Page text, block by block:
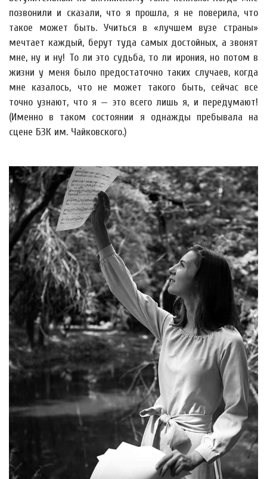
позвонили и сказали, что я прошла, я не поверила, что
такое может быть. Учиться в «лучшем вузе страны»
мечтает каждый, берут туда самых достойных, а звонят
мне, ну и ну! То ли это судьба, то ли ирония, но потом в
жизни у меня было предостаточно таких случаев, когда
мне казалось, что не может такого быть, сейчас все
точно узнают, что я — это всего лишь я, и передумают!
(Именно в таком состоянии я однажды пребывала на
сцене БЗК им. Чайковского.)